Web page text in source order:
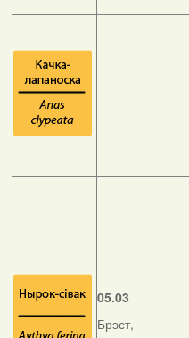
05.03
Брэст,